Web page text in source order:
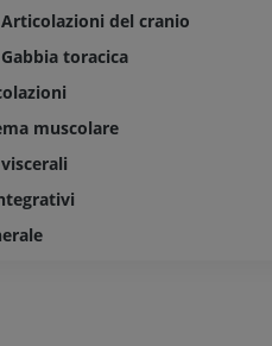
Articolazioni del cranio
Gabbia toracica
muscolare